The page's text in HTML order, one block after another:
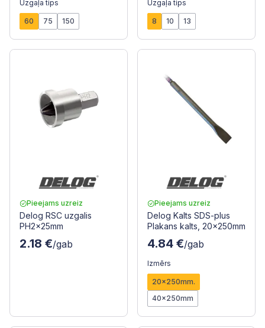
Uzgaļa tips
60 75 150
Uzgaļa tips
8 10 13
Pieejams uzreiz
Delog RSC uzgalis
PH2x25mm
2.18 €/gab
Pieejams uzreiz
Delog Kalts SDS-plus
Plakans kalts, 20x250mm
4.84 €/gab
Izmērs
20x250mm.
40x250mm